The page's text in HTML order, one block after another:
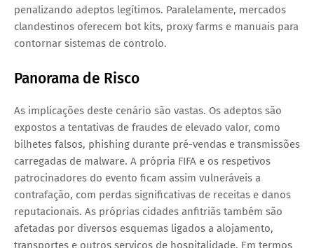
penalizando adeptos legítimos. Paralelamente, mercados
clandestinos oferecem bot kits, proxy farms e manuais para
contornar sistemas de controlo.
Panorama de Risco
As implicações deste cenário são vastas. Os adeptos são
expostos a tentativas de fraudes de elevado valor, como
bilhetes falsos, phishing durante pré-vendas e transmissões
carregadas de malware. A própria FIFA e os respetivos
patrocinadores do evento ficam assim vulneráveis a
contrafação, com perdas significativas de receitas e danos
reputacionais. As próprias cidades anfitriãs também são
afetadas por diversos esquemas ligados a alojamento,
transportes e outros serviços de hospitalidade. Em termos